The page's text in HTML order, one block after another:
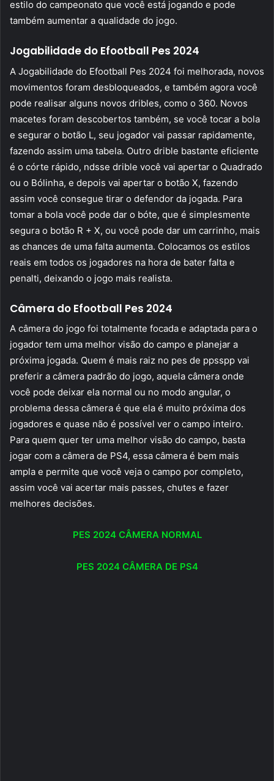
estilo do campeonato que você está jogando e pode
também aumentar a qualidade do jogo.
Jogabilidade do Efootball Pes 2024
A Jogabilidade do Efootball Pes 2024 foi melhorada, novos
movimentos foram desbloqueados, e também agora você
pode realisar alguns novos dribles, como o 360. Novos
macetes foram descobertos também, se você tocar a bola
e segurar o botão L, seu jogador vai passar rapidamente,
fazendo assim uma tabela. Outro drible bastante eficiente
é o córte rápido, ndsse drible você vai apertar o Quadrado
ou o Bólinha, e depois vai apertar o botão X, fazendo
assim você consegue tirar o defendor da jogada. Para
tomar a bola você pode dar o bóte, que é simplesmente
segura o botão R + X, ou você pode dar um carrinho, mais
as chances de uma falta aumenta. Colocamos os estilos
reais em todos os jogadores na hora de bater falta e
penalti, deixando o jogo mais realista.
Câmera do Efootball Pes 2024
A câmera do jogo foi totalmente focada e adaptada para o
jogador tem uma melhor visão do campo e planejar a
próxima jogada. Quem é mais raiz no pes de ppsspp vai
preferir a câmera padrão do jogo, aquela câmera onde
você pode deixar ela normal ou no modo angular, o
problema dessa câmera é que ela é muito próxima dos
jogadores e quase não é possível ver o campo inteiro.
Para quem quer ter uma melhor visão do campo, basta
jogar com a câmera de PS4, essa câmera é bem mais
ampla e permite que você veja o campo por completo,
assim você vai acertar mais passes, chutes e fazer
melhores decisões.
PES 2024 CÂMERA NORMAL
PES 2024 CÂMERA DE PS4